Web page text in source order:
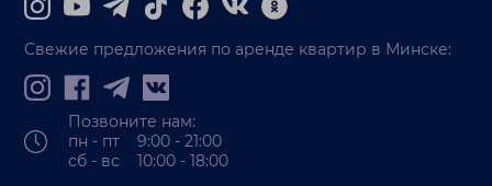
Свежие предложения по аренде квартир в Минске:
Позвоните нам:
пн - пт 9:00 - 21:00
сб - вс 10:00 - 18:00